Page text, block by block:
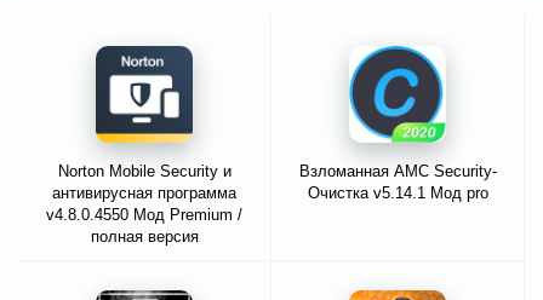
Norton Mobile Security и
антивирусная программа
v4.8.0.4550 Мод Premium /
полная версия
Взломанная AMC Security-
Очистка v5.14.1 Мод pro